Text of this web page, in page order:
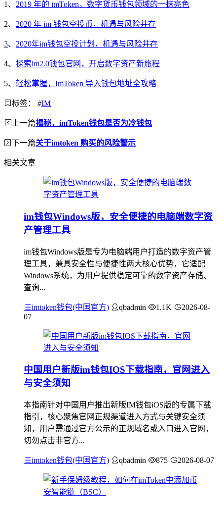
1、 2019 年的 imToken，数字货币钱包领域的一抹亮色
2、 2020 年 im 钱包空投币，机遇与风险并存
3、 2020年im钱包空投计划，机遇与风险并存
4、 探索im2.0钱包官网，开启数字资产新旅程
5、 轻松掌握，ImToken 导入钱包地址全攻略
标签： #IM
上一篇揭秘，imToken钱包是否为冷钱包
下一篇关于imtoken 购买的风险警示
相关文章
im钱包Windows版，安全便捷的电脑端数字资
产管理工具
im钱包Windows版是专为电脑端用户打造的数字资产管
理工具，兼具安全性与便捷性两大核心优势，它适配
Windows系统，为用户提供稳定可靠的数字资产存储、
查询...
imtoken钱包(中国官方) qbadmin 1.1K
2026-08-
07
中国用户新版im钱包IOS下载指南，官网进入
与安全须知
本指南针对中国用户推出新版IM钱包iOS版的专属下载
指引，核心聚焦官网正规渠道进入方式与关键安全须
知，用户需通过官方公示的正规域名或入口进入官网，
切勿点击非官方...
imtoken钱包(中国官方) qbadmin 875 2026-08-07